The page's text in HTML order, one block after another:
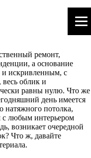
ремонт,
а основание
и искривленным, с
облик и
равны нулю. Что же
день имеется
натяжного потолка,
с любым интерьером
возникает очередной
Что ж, давайте